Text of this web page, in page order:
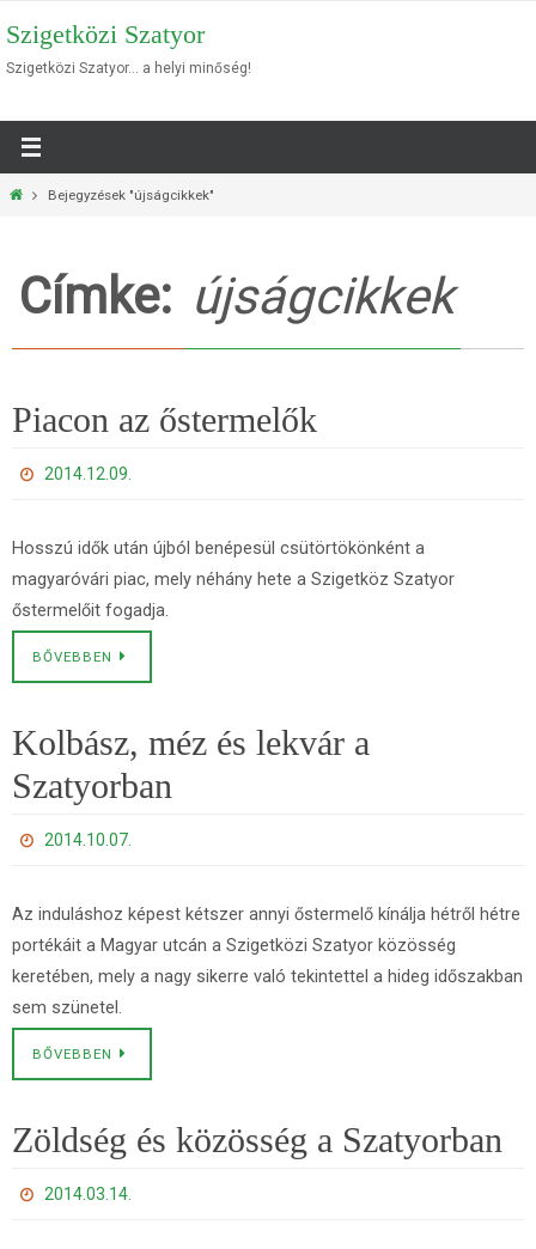
Szigetközi Szatyor
Szigetközi Szatyor… a helyi minőség!
OtthonBejegyzések "újságcikkek"
Címke: újságcikkek
Piacon az őstermelők
2014.12.09.
Hosszú idők után újból benépesül csütörtökönként a
magyaróvári piac, mely néhány hete a Szigetköz Szatyor
őstermelőit fogadja.
BŐVEBBEN
Kolbász, méz és lekvár a
Szatyorban
2014.10.07.
Az induláshoz képest kétszer annyi őstermelő kínálja hétről hétre
portékáit a Magyar utcán a Szigetközi Szatyor közösség
keretében, mely a nagy sikerre való tekintettel a hideg időszakban
sem szünetel.
BŐVEBBEN
Zöldség és közösség a Szatyorban
2014.03.14.